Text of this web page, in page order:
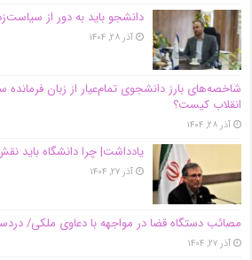
دانشجو باید به دور از
آذر ۲۸, ۱۴۰۴
شاخصه‌های بارز دانشجوی تمام‌عیار از زبان فرمانده
انقلاب کیست؟
آذر ۲۸, ۱۴۰۴
یادداشت| چرا دانشگاه باید
آذر ۲۷, ۱۴۰۴
مصائب دستگاه قضا در مواجهه با دعاوی ملکی/
آذر ۲۷, ۱۴۰۴